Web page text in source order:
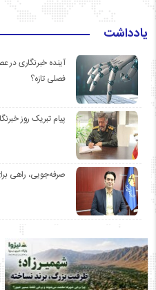
یادداشت
آینده خبرنگاری در
فصلی تازه؟
پیام تبریک روز
صرفه‌جویی، راهی